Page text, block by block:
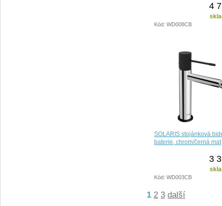
4
Kód: WD008CB
SOLARIS stojánková
baterie, chrom/černá mat
3
Kód: WD003CB
1 2 3 další